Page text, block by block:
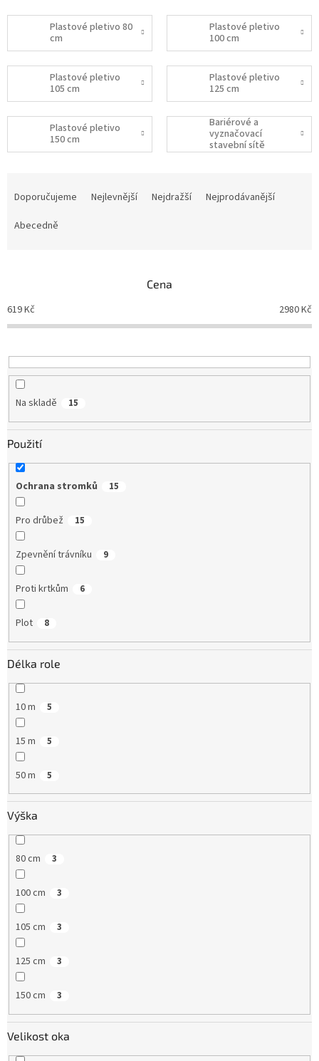
Plastové pletivo 80
cm
Plastové pletivo
100 cm
Plastové pletivo
105 cm
Plastové pletivo
125 cm
Plastové pletivo
150 cm
Bariérové a
vyznačovací
stavební sítě
o
d
k
t
Doporučujeme Nejlevnější Nejdražší
Nejprodávanější
Abecedně
Cena
619Kč 2980Kč
Na skladě 15
Použití
Ochrana stromků 15
Pro drůbež 15
Zpevnění trávníku 9
Proti krtkům 6
Plot 8
Délka role
10 m 5
15 m 5
50 m 5
Výška
80 cm 3
100 cm 3
105 cm 3
125 cm 3
150 cm 3
Velikost oka